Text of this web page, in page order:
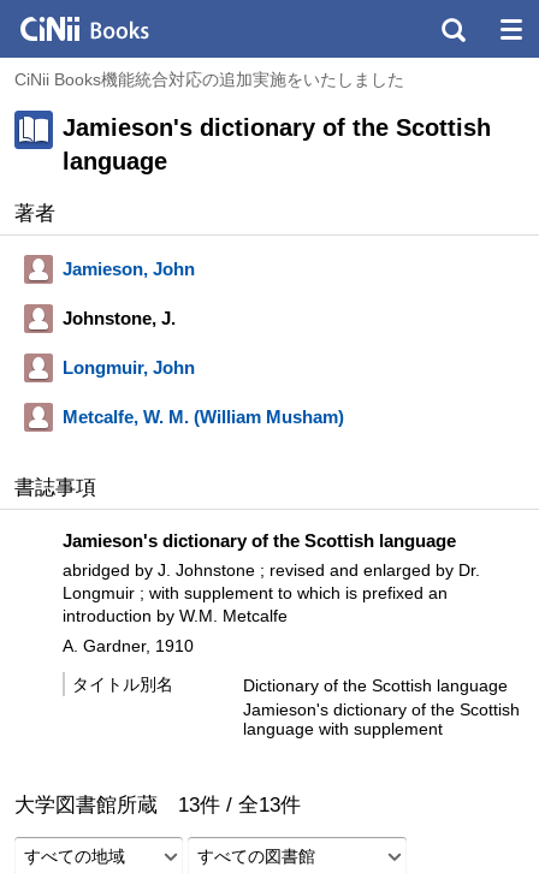
CiNii Books機能統合対応の追加実施をいたしました
Jamieson's dictionary of the Scottish
language
著者
Jamieson, John
Johnstone, J.
Longmuir, John
Metcalfe, W. M. (William Musham)
書誌事項
Jamieson's dictionary of the Scottish language
abridged by J. Johnstone ; revised and enlarged by Dr.
Longmuir ; with supplement to which is prefixed an
introduction by W.M. Metcalfe
A. Gardner, 1910
タイトル別名
Dictionary of the Scottish language
Jamieson's dictionary of the Scottish
language with supplement
大学図書館所蔵 13件 / 全13件
すべての地域
すべての図書館